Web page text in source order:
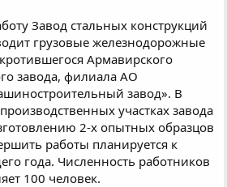
Завод стальных конструкций
грузовые железнодорожные
Армавирского
завода, филиала АО
завод». В
участках завода
2-х опытных образцов
работы планируется к
года. Численность работников
100 человек.